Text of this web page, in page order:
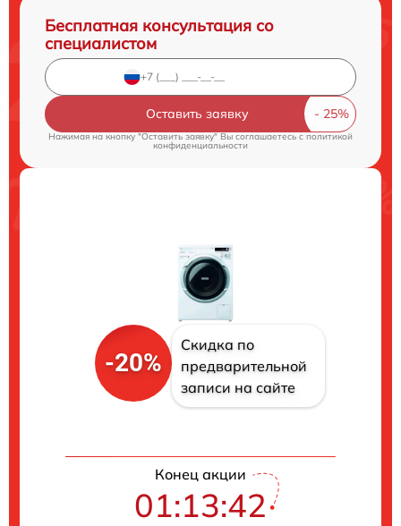
Бесплатная консультация со
специалистом
Оставить заявку
Нажимая на кнопку "Оставить заявку" Вы соглашаетесь cполитикой
конфиденциальности
-20%
Скидка по
предварительной
записи на сайте
Конец акции
01:13:41